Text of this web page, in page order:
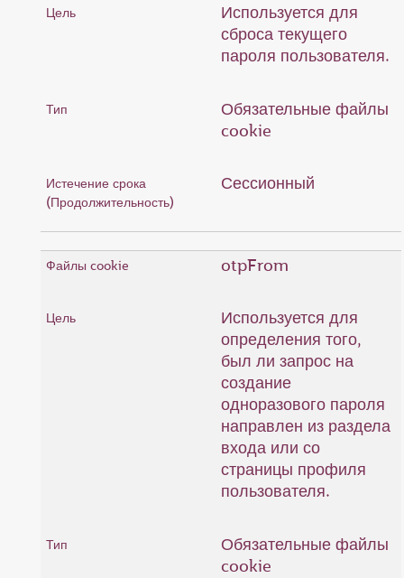
Используется для
сброса текущего
пароля пользователя.
Обязательные файлы
cookie
Сессионный
otpFrom
Используется для
определения того,
был ли запрос на
создание
одноразового пароля
направлен из раздела
входа или со
страницы профиля
пользователя.
Обязательные файлы
cookie